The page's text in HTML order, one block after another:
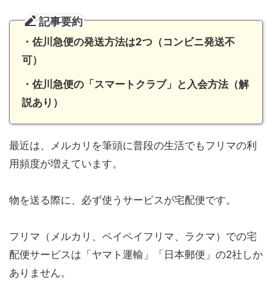
記事要約
・佐川急便の発送方法は2つ（コンビニ発送不
可）
・佐川急便の「スマートクラブ」と入会方法（解
説あり）
最近は、メルカリを筆頭に普段の生活でもフリマの利
用頻度が増えています。
物を送る際に、必ず使うサービスが宅配便です。
フリマ（メルカリ、ペイペイフリマ、ラクマ）での宅
配便サービスは「ヤマト運輸」「日本郵便」の2社しか
ありません。